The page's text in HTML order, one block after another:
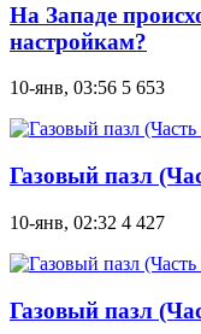
На Западе
настройкам?
10-янв, 03:56 5 653
Газовый пазл
10-янв, 02:32 4 427
Газовый пазл